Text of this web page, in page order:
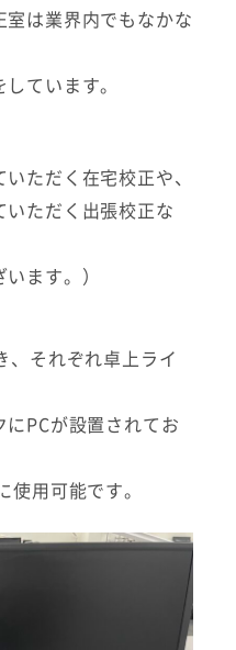
は業界内でもなかな
ています。
ただく在宅校正や、
ただく出張校正な
ます。）
、それぞれ卓上ライ
PCが設置されてお
用可能です。